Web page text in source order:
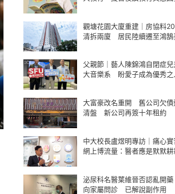
觀塘花園大廈重建｜房協料
清拆兩廈 居民陸續遷至鴻鵠
父親節｜藝人陳錦鴻自閉症兒
大音樂系 盼愛子成為優秀之
大富豪改名重開 舊公司欠債
清盤 新公司再簽十年租約
中大校長盧煜明專訪｜痛心實
網上博流量：醫者應是默默耕
泌尿科名醫葉維晉否認亂開
向家屬問診 已解說副作用